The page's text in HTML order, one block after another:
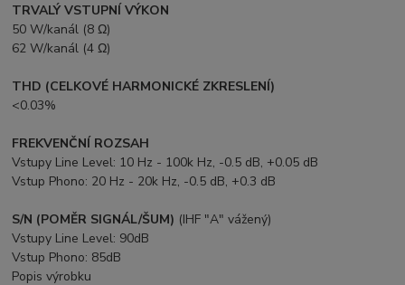
TRVALÝ VSTUPNÍ VÝKON
50 W/kanál (8 Ω)
62 W/kanál (4 Ω)
THD (CELKOVÉ HARMONICKÉ ZKRESLENÍ)
<0.03%
FREKVENČNÍ ROZSAH
Vstupy Line Level: 10 Hz - 100k Hz, -0.5 dB, +0.05 dB
Vstup Phono: 20 Hz - 20k Hz, -0.5 dB, +0.3 dB
S/N (POMĚR SIGNÁL/ŠUM) (IHF "A" vážený)
Vstupy Line Level: 90dB
Vstup Phono: 85dB
Popis výrobku